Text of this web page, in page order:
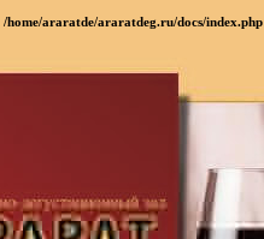
/home/araratde/araratdeg.ru/docs/index.php